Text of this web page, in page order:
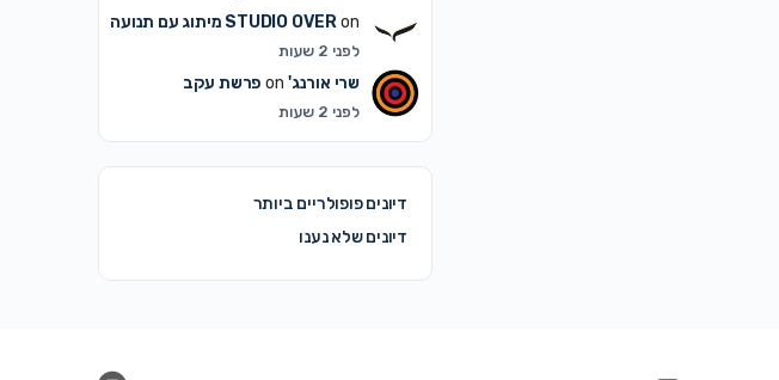
STUDIO OVERon מיתוג עם תנועה
לפני 2 שעות
שרי אורנג'on פרשת עקב
לפני 2 שעות
דיונים פופולריים ביותר
דיונים שלא נענו